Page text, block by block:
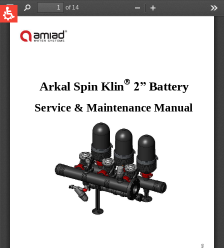
QUICK LINKS
English
United States
English
Australia
English
Spain & LATAM
Spanish